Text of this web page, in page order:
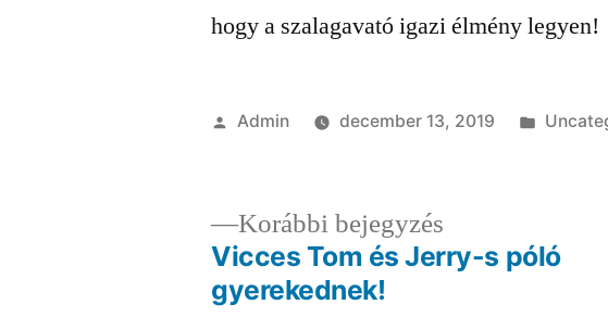
hogy a szalagavató igazi élmény legyen!
Szerző:
Admin december 13, 2019
Bejegyzés
Korábbi bejegyzés
bejegyzés:
Vicces Tom és Jerry-s póló
gyerekednek!